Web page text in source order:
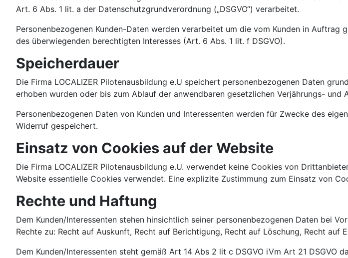
Art. 6 Abs. 1 lit. a der Datenschutzgrundverordnung („DSGVO“) verarbeitet.
Personenbezogenen Kunden-Daten werden verarbeitet um die vom Kunden in
des überwiegenden berechtigten Interesses (Art. 6 Abs. 1 lit. f DSGVO).
Speicherdauer
Die Firma LOCALIZER Pilotenausbildung e.U speichert personenbezogenen Daten
erhoben wurden oder bis zum Ablauf der anwendbaren gesetzlichen Verjährungs- und
Personenbezogenen Daten von Kunden und Interessenten werden für Zwecke des
Widerruf gespeichert.
Einsatz von Cookies auf der Website
Die Firma LOCALIZER Pilotenausbildung e.U. verwendet keine Cookies von
Website essentielle Cookies verwendet. Eine explizite Zustimmung zum Einsatz von
Rechte und Haftung
Dem Kunden/Interessenten stehen hinsichtlich seiner personenbezogenen Daten bei
Rechte zu: Recht auf Auskunft, Recht auf Berichtigung, Recht auf Löschung, Recht
Dem Kunden/Interessenten steht gemäß Art 14 Abs 2 lit c DSGVO iVm Art 21 DSGVO